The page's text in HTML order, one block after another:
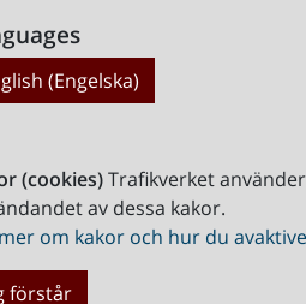
(Engelska)
(cookies)Trafikverket
av dessa kakor.
om kakor och hur du
förstår